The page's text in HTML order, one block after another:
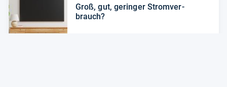
Groß, gut, gerin­ger Strom­ver­
brauch?